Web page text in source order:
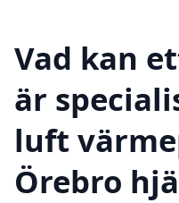
Vad kan
är
luft
Örebro